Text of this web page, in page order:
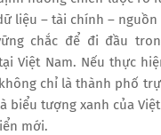
liệu – tài chính –
chắc để đi đầu
Việt Nam. Nếu thực
chỉ là thành phố
biểu tượng xanh của
mới.